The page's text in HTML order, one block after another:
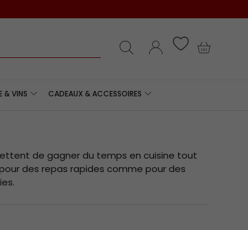
RechercheSe connecterPanier
& VINS CADEAUX & ACCESSOIRES
de gagner du temps en cuisine tout
des repas rapides comme pour des